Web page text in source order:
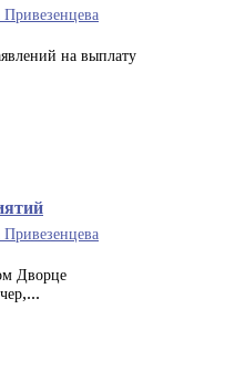
Привезенцева
на выплату
Привезенцева
Дворце